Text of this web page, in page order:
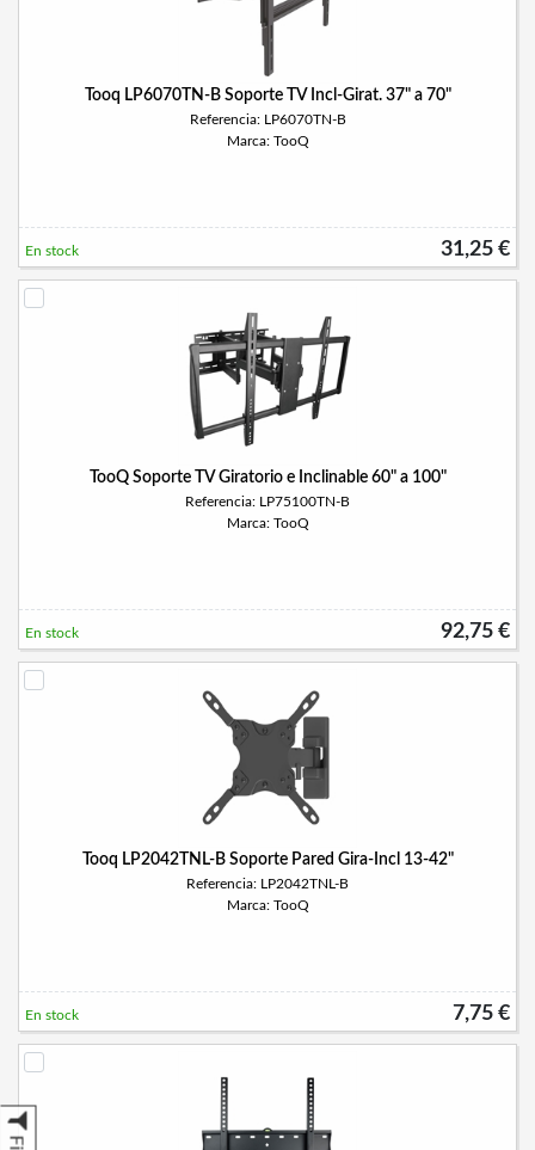
Tooq LP6070TN-B Soporte TV Incl-Girat. 37" a 70"
Referencia: LP6070TN-B
Marca: TooQ
31,25 €
En stock
TooQ Soporte TV Giratorio e Inclinable 60" a 100"
Referencia: LP75100TN-B
Marca: TooQ
92,75 €
En stock
Tooq LP2042TNL-B Soporte Pared Gira-Incl 13-42"
Referencia: LP2042TNL-B
Marca: TooQ
7,75 €
En stock